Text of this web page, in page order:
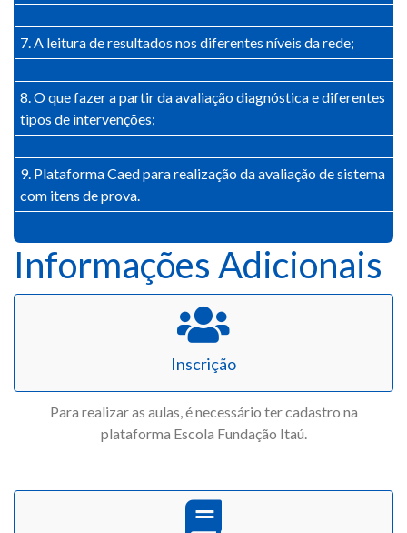
7. A leitura de resultados nos diferentes níveis da rede;
8. O que fazer a partir da avaliação diagnóstica e diferentes
tipos de intervenções;
9. Plataforma Caed para realização da avaliação de sistema
com itens de prova.
Informações Adicionais
Inscrição
Para realizar as aulas, é necessário ter cadastro na
plataforma Escola Fundação Itaú.